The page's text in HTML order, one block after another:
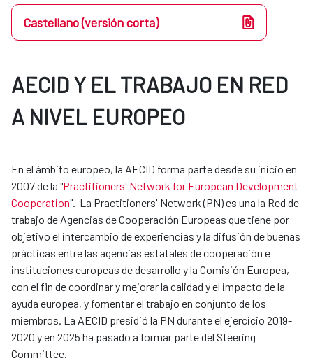
Castellano (versión corta)
AECID Y EL TRABAJO EN RED
A NIVEL EUROPEO
En el ámbito europeo, la AECID forma parte desde su inicio en
2007 de la "Practitioners' Network for European Development
Cooperation". La Practitioners' Network (PN) es una la Red de
trabajo de Agencias de Cooperación Europeas que tiene por
objetivo el intercambio de experiencias y la difusión de buenas
prácticas entre las agencias estatales de cooperación e
instituciones europeas de desarrollo y la Comisión Europea,
con el fin de coordinar y mejorar la calidad y el impacto de la
ayuda europea, y fomentar el trabajo en conjunto de los
miembros. La AECID presidió la PN durante el ejercicio 2019-
2020 y en 2025 ha pasado a formar parte del Steering
Committee.